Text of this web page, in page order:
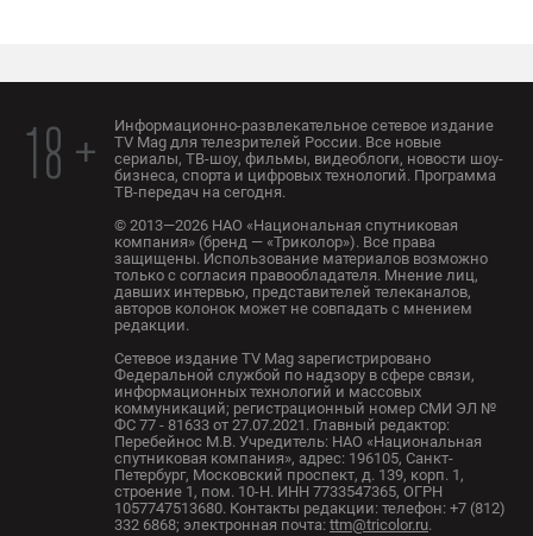
18 +
Информационно-развлекательное сетевое издание
TV Mag для телезрителей России. Все новые
сериалы, ТВ-шоу, фильмы, видеоблоги, новости шоу-
бизнеса, спорта и цифровых технологий. Программа
ТВ-передач на сегодня.
© 2013—2026 НАО «Национальная спутниковая
компания» (бренд — «Триколор»). Все права
защищены. Использование материалов возможно
только с согласия правообладателя. Мнение лиц,
давших интервью, представителей телеканалов,
авторов колонок может не совпадать с мнением
редакции.
Сетевое издание TV Mag зарегистрировано
Федеральной службой по надзору в сфере связи,
информационных технологий и массовых
коммуникаций; регистрационный номер СМИ ЭЛ №
ФС 77 - 81633 от 27.07.2021. Главный редактор:
Перебейнос М.В. Учредитель: НАО «Национальная
спутниковая компания», адрес: 196105, Санкт-
Петербург, Московский проспект, д. 139, корп. 1,
строение 1, пом. 10-Н. ИНН 7733547365, ОГРН
1057747513680. Контакты редакции: телефон: +7 (812)
332 6868; электронная почта: ttm@tricolor.ru.